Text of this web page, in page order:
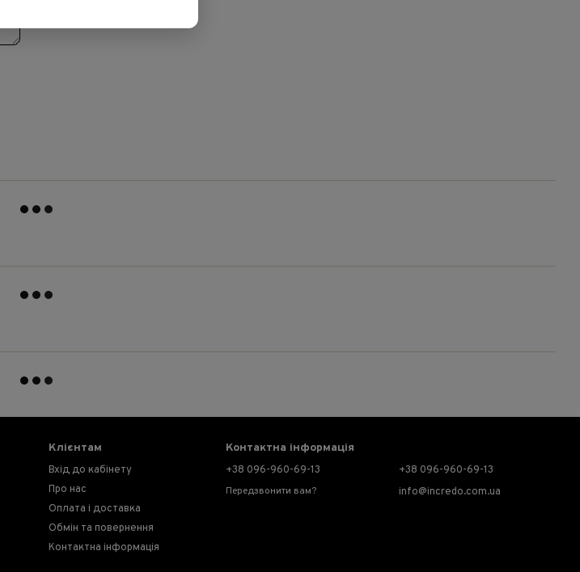
Клієнтам
Вхід до кабінету
Про нас
Оплата і доставка
Обмін та повернення
Контактна інформація
Контактна інформація
+38 096-960-69-13
Передзвонити вам?
+38 096-960-69-13
info@incredo.com.ua